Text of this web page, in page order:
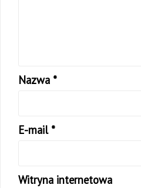
Nazwa *
E-mail *
Witryna internetowa